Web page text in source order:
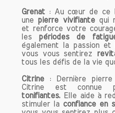
1. Énergie et Vitalité
La cornaline est
pierre de l'énergie.
stimuler la
prise d'initiative.
est synonyme
période de fatigue
porter un bijou en
revitaliser.
Grenat : Au cœur de ce
une pierre vivifiantequi
et renforce votre
les périodes de
également la passion et
vous vous sentirez
tous les défis de la vie
Citrine: Dernière
Citrine est connue
tonifiantes. Elle aide à
stimuler la confiance en